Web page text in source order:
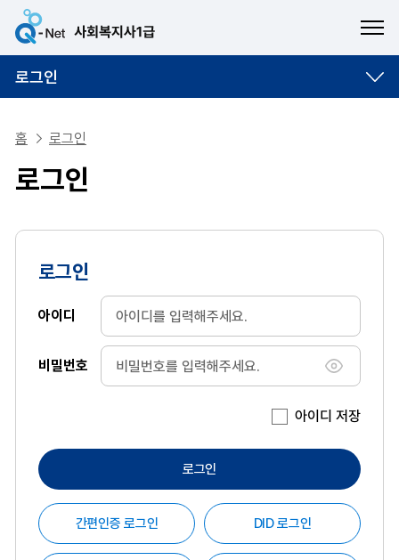
로그인
홈 로그인
로그인
로그인
아이디
비밀번호
비밀번호
아이디 저장
로그인
간편인증 로그인 DID 로그인